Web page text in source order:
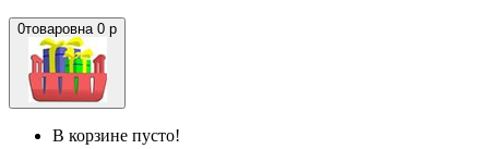
0товаровна 0 р
В корзине пусто!